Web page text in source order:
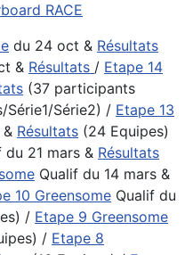
RACE
du 24 oct & Résultats
& Résultats / Etape 14
(37 participants
Série1/Série2) / Etape 13
Résultats (24 Equipes)
du 21 mars & Résultats
Qualif du 14 mars &
10 Greensome Qualif du
/ Etape 9 Greensome
/ Etape 8